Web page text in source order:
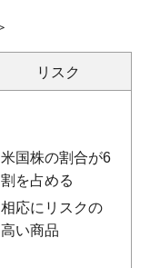
リスク
米国株の割合が6
割を占める
相応にリスクの
高い商品